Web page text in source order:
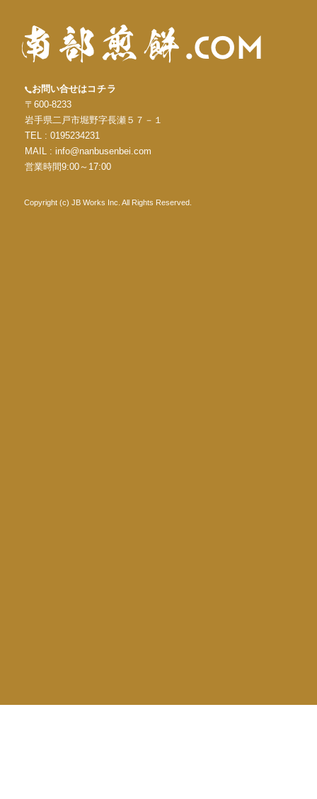
お問い合せはコチラ
〒600-8233
岩手県二戸市堀野字長瀬５７－１
TEL : 0195234231
MAIL : info@nanbusenbei.com
営業時間9:00～17:00
Copyright (c) JB Works Inc. All Rights Reserved.